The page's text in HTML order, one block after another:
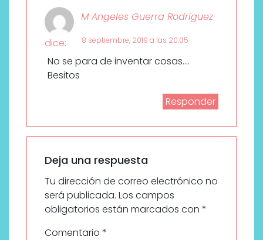
M Angeles Guerra Rodriguez
dice:
8 septiembre, 2019 a las 20:05
No se para de inventar cosas….
Besitos
Responder
Deja una respuesta
Tu dirección de correo electrónico no
será publicada. Los campos
obligatorios están marcados con *
Comentario *